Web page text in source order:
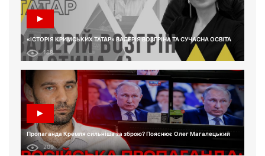
«ІСТОРІЯ КРИМСЬКИХ ТАТАР» ВАЛЕРІЯ ВОЗГРІНА ТА СУЧАСНА ОСВІТА
188
Пропаганда Кремля сильніша за зброю? Пояснює Олег Магалецький
209